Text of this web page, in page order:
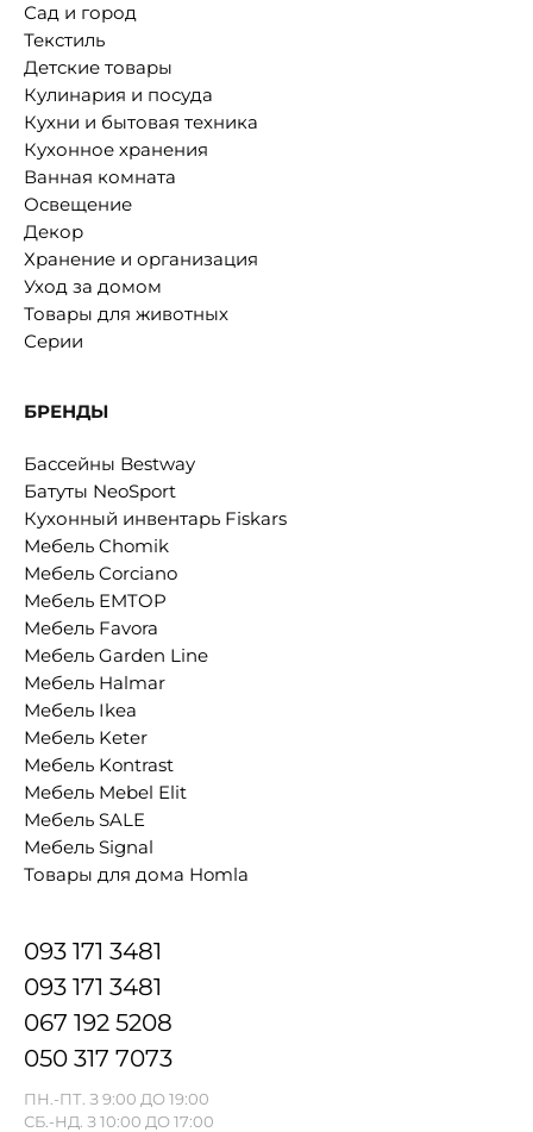
Сад и город
Текстиль
Детские товары
Кулинария и посуда
Кухни и бытовая техника
Кухонное хранения
Ванная комната
Освещение
Декор
Хранение и организация
Уход за домом
Товары для животных
Серии
БРЕНДЫ
Бассейны Bestway
Батуты NeoSport
Кухонный инвентарь Fiskars
Мебель Chomik
Мебель Corciano
Мебель EMTOP
Мебель Favora
Мебель Garden Line
Мебель Halmar
Мебель Ikea
Мебель Keter
Мебель Kontrast
Мебель Mebel Elit
Мебель SALE
Мебель Signal
Товары для дома Homla
093 171 3481
093 171 3481
067 192 5208
050 317 7073
ПН.-ПТ. З 9:00 ДО 19:00
СБ.-НД. З 10:00 ДО 17:00